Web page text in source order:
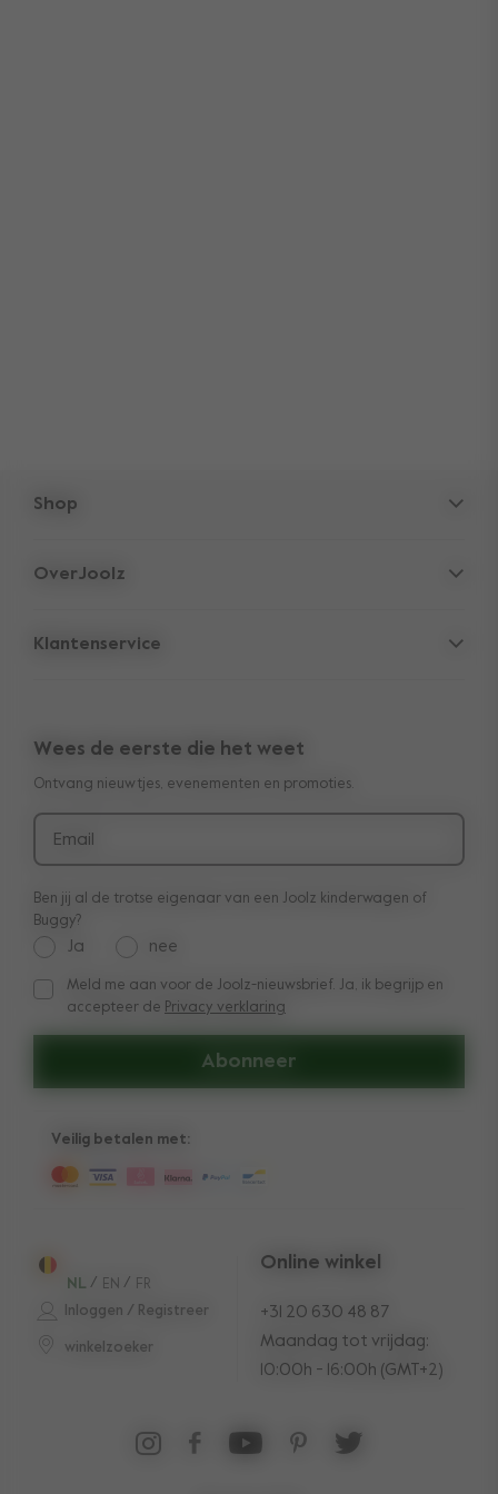
Shop
Accessoires
Onderdelen
Kinderwagen quiz
OverJoolz
Bedrijfsinformatie
Shop the look
Kinderwagen huren bij Tiny Library
Klantenservice
Handleidingen
Betaling & levering
Productterugroeping
Wees de eerste die het weet
Ontvang nieuwtjes, evenementen en promoties.
Email
Abonneer
Ben jij al de trotse eigenaar van een Joolz kinderwagen of
Buggy?
Ja nee
Meld me aan voor de Joolz-nieuwsbrief. Ja, ik begrijp en
Meld me aan voor de Joolz-nieuwsbrief. Ja, ik begrijp en
accepteer de Privacy verklaring
Inloggen / Registreer
winkelzoeker
EN
/
NL / FR
Online winkel
+31 20 630 48 87
Maandag tot vrijdag:
10:00h - 16:00h (GMT+2)
Veilig betalen met: